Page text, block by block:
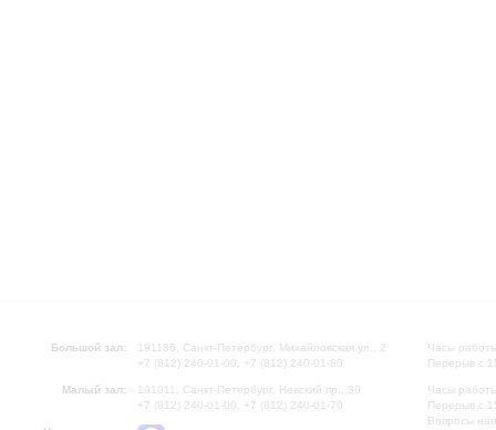
Большой зал:
191186, Санкт-Петербург, Михайловская ул., 2
+7 (812) 240-01-00, +7 (812) 240-01-80
Малый зал:
191011, Санкт-Петербург, Невский пр., 30
+7 (812) 240-01-00, +7 (812) 240-01-70
Часы
Перерыв с
Часы
Перерыв с
Вопросы